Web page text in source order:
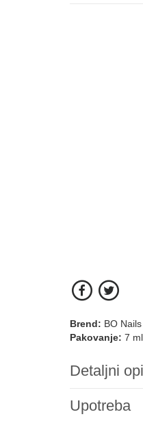
Brend: BO Nails
Pakovanje: 7 ml
Detaljni
Upotreba